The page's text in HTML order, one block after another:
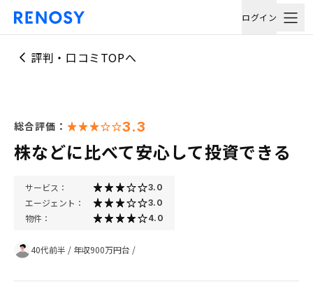
ログイン
評判・口コミTOPへ
総合評価： 3.3
株などに比べて安心して投資できる
サービス： 3.0
エージェント： 3.0
物件： 4.0
40代前半 / 年収900万円台 /